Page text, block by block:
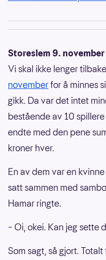
Storeslem 9. november
Vi skal ikke lenger
novemberfor å minnes
gikk. Da var det intet
bestående av 10
endte med den pene
kroner hver.
En av dem var en
satt sammen med
Hamar ringte.
– Oi, okei. Kan jeg sette
Som sagt, så gjort.